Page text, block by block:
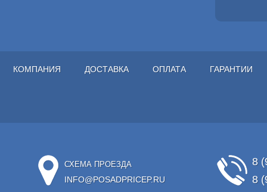
КОМПАНИЯ ДОСТАВКА ОПЛАТА ГАРАНТИИ
СХЕМА ПРОЕЗДА
INFO@POSADPRICEP.RU
8
8